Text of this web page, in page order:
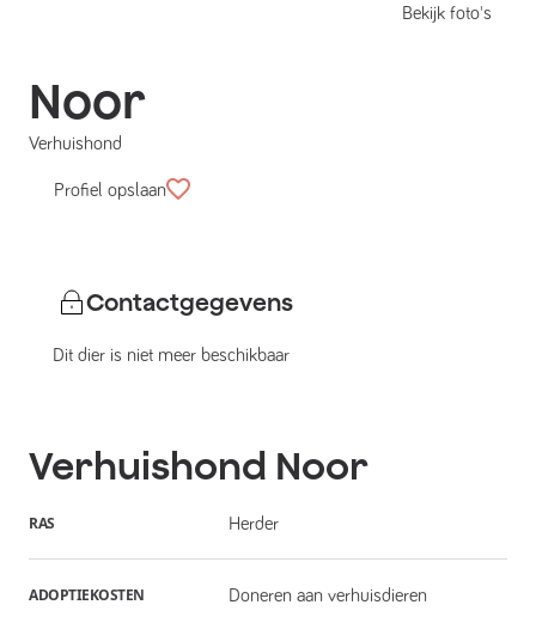
Bekijk foto's
Noor
Verhuishond
Profiel opslaan
Contactgegevens
Dit dier is niet meer beschikbaar
Verhuishond Noor
RAS Herder
ADOPTIEKOSTEN Doneren aan verhuisdieren